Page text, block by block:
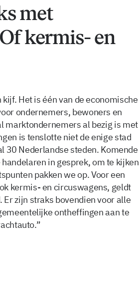
met
kermis- en
Het is één van de economische
ondernemers, bewoners en
marktondernemers al bezig is met
is tenslotte niet de enige stad
30 Nederlandse steden. Komende
in gesprek, om te kijken
pakken we op. Voor een
kermis- en circuswagens, geldt
zijn straks bovendien voor alle
ontheffingen aan te